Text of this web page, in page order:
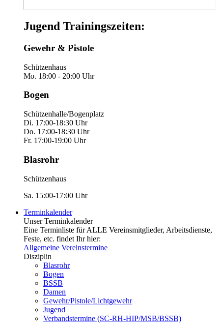
Jugend Trainingszeiten:
Gewehr & Pistole
Schützenhaus
Mo. 18:00 - 20:00 Uhr
Bogen
Schützenhalle/Bogenplatz
Di. 17:00-18:30 Uhr
Do. 17:00-18:30 Uhr
Fr. 17:00-19:00 Uhr
Blasrohr
Schützenhaus
Sa. 15:00-17:00 Uhr
Terminkalender
Unser Terminkalender
Eine Terminliste für ALLE Vereinsmitglieder, Arbeitsdienste,
Feste, etc. findet Ihr hier:
Allgemeine Vereinstermine
Disziplin
Blasrohr
Bogen
BSSB
Damen
Gewehr/Pistole/Lichtgewehr
Jugend
Verbandstermine (SC-RH-HIP/MSB/BSSB)